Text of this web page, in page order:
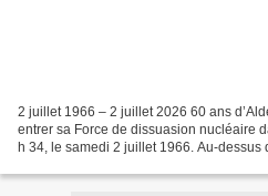
2 juillet 1966 – 2 juillet 2026 60 ans
entrer sa Force de dissuasion nucléaire
h 34, le samedi 2 juillet 1966. Au-dessus